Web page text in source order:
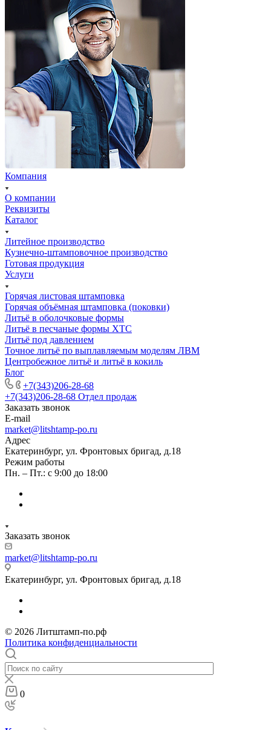
Компания
О компании
Реквизиты
Каталог
Литейное производство
Кузнечно-штамповочное производство
Готовая продукция
Услуги
Горячая листовая штамповка
Горячая объёмная штамповка (поковки)
Литьё в оболочковые формы
Литьё в песчаные формы ХТС
Литьё под давлением
Точное литьё по выплавляемым моделям ЛВМ
Центробежное литьё и литьё в кокиль
Блог
+7(343)206-28-68
+7(343)206-28-68 Отдел продаж
Заказать звонок
E-mail
market@litshtamp-po.ru
Адрес
Екатеринбург, ул. Фронтовых бригад, д.18
Режим работы
Пн. – Пт.: с 9:00 до 18:00
Заказать звонок
market@litshtamp-po.ru
Екатеринбург, ул. Фронтовых бригад, д.18
© 2026 Литштамп-по.рф
Политика конфиденциальности
0